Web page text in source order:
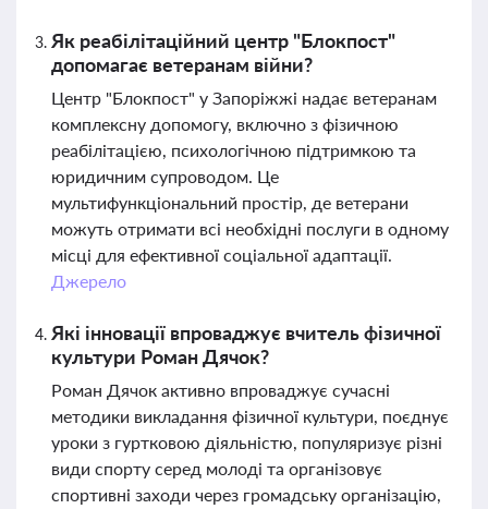
Як реабілітаційний центр "Блокпост"
допомагає ветеранам війни?
Центр "Блокпост" у Запоріжжі надає ветеранам
комплексну допомогу, включно з фізичною
реабілітацією, психологічною підтримкою та
юридичним супроводом. Це
мультифункціональний простір, де ветерани
можуть отримати всі необхідні послуги в одному
місці для ефективної соціальної адаптації.
Джерело
Які інновації впроваджує вчитель фізичної
культури Роман Дячок?
Роман Дячок активно впроваджує сучасні
методики викладання фізичної культури, поєднує
уроки з гуртковою діяльністю, популяризує різні
види спорту серед молоді та організовує
спортивні заходи через громадську організацію,